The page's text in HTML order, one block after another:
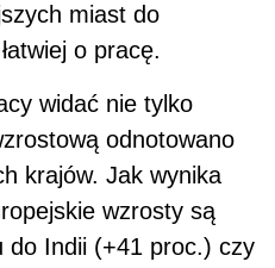
miast do
o pracę.
widać nie tylko
odnotowano
krajów. Jak wynika
wzrosty są
do Indii (+41 proc.) czy